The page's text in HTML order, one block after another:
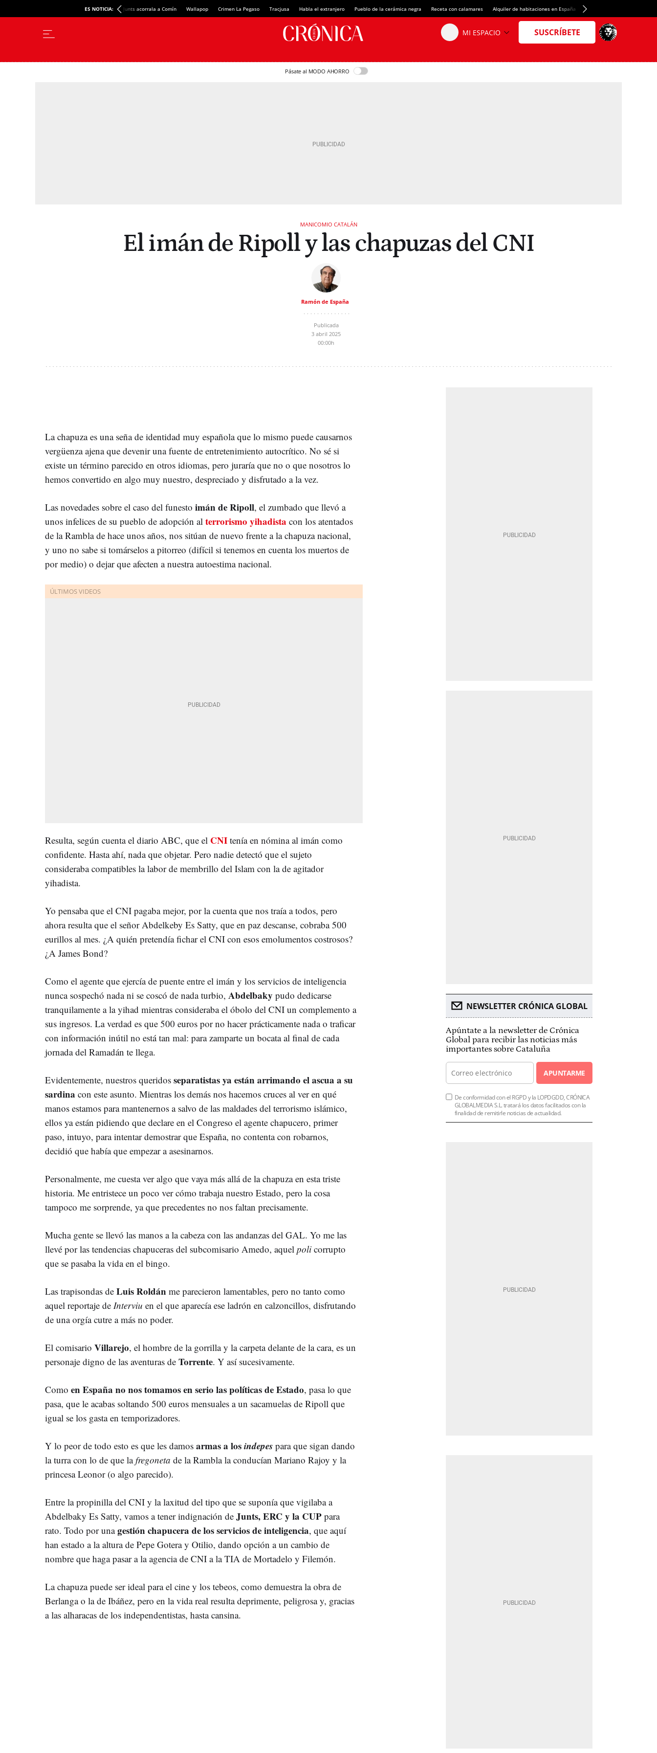
ES NOTICIA: Junts acorrala a Comín Wallapop Crimen La Pegaso Tracjusa Habla el extranjero Pueblo de la cerámica negra Receta con calamares Alquiler de habitaciones en España Crédito del Spotify Camp Nou
Pásate al MODO AHORRO
MANICOMIO CATALÁN
El imán de Ripoll y las chapuzas del CNI
Ramón de España
Publicada
3 abril 2025
00:00h
La chapuza es una seña de identidad muy española que lo mismo puede causarnos
vergüenza ajena que devenir una fuente de entretenimiento autocrítico. No sé si
existe un término parecido en otros idiomas, pero juraría que no o que nosotros lo
hemos convertido en algo muy nuestro, despreciado y disfrutado a la vez.
Las novedades sobre el caso del funesto imán de Ripoll, el zumbado que llevó a
unos infelices de su pueblo de adopción al terrorismo yihadista con los atentados
de la Rambla de hace unos años, nos sitúan de nuevo frente a la chapuza nacional,
y uno no sabe si tomárselos a pitorreo (difícil si tenemos en cuenta los muertos de
por medio) o dejar que afecten a nuestra autoestima nacional.
Resulta, según cuenta el diario ABC, que el CNI tenía en nómina al imán como
confidente. Hasta ahí, nada que objetar. Pero nadie detectó que el sujeto
consideraba compatibles la labor de membrillo del Islam con la de agitador
yihadista.
Yo pensaba que el CNI pagaba mejor, por la cuenta que nos traía a todos, pero
ahora resulta que el señor Abdelkeby Es Satty, que en paz descanse, cobraba 500
eurillos al mes. ¿A quién pretendía fichar el CNI con esos emolumentos costrosos?
¿A James Bond?
Como el agente que ejercía de puente entre el imán y los servicios de inteligencia
nunca sospechó nada ni se coscó de nada turbio, Abdelbaky pudo dedicarse
tranquilamente a la yihad mientras consideraba el óbolo del CNI un complemento a
sus ingresos. La verdad es que 500 euros por no hacer prácticamente nada o traficar
con información inútil no está tan mal: para zamparte un bocata al final de cada
jornada del Ramadán te llega.
Evidentemente, nuestros queridos separatistas ya están arrimando el ascua a su
sardina con este asunto. Mientras los demás nos hacemos cruces al ver en qué
manos estamos para mantenernos a salvo de las maldades del terrorismo islámico,
ellos ya están pidiendo que declare en el Congreso el agente chapucero, primer
paso, intuyo, para intentar demostrar que España, no contenta con robarnos,
decidió que había que empezar a asesinarnos.
Personalmente, me cuesta ver algo que vaya más allá de la chapuza en esta triste
historia. Me entristece un poco ver cómo trabaja nuestro Estado, pero la cosa
tampoco me sorprende, ya que precedentes no nos faltan precisamente.
Mucha gente se llevó las manos a la cabeza con las andanzas del GAL. Yo me las
llevé por las tendencias chapuceras del subcomisario Amedo, aquel poli corrupto
que se pasaba la vida en el bingo.
Las trapisondas de Luis Roldán me parecieron lamentables, pero no tanto como
aquel reportaje de Interviu en el que aparecía ese ladrón en calzoncillos, disfrutando
de una orgía cutre a más no poder.
El comisario Villarejo, el hombre de la gorrilla y la carpeta delante de la cara, es un
personaje digno de las aventuras de Torrente. Y así sucesivamente.
Como en España no nos tomamos en serio las políticas de Estado, pasa lo que
pasa, que le acabas soltando 500 euros mensuales a un sacamuelas de Ripoll que
igual se los gasta en temporizadores.
Y lo peor de todo esto es que les damos armas a losindepes para que sigan dando
la turra con lo de que lafregoneta de la Rambla la conducían Mariano Rajoy y la
princesa Leonor (o algo parecido).
Entre la propinilla del CNI y la laxitud del tipo que se suponía que vigilaba a
Abdelbaky Es Satty, vamos a tener indignación de Junts, ERC y la CUP para
rato. Todo por unagestión chapucera de los servicios de inteligencia, que aquí
han estado a la altura de Pepe Gotera y Otilio, dando opción a un cambio de
nombre que haga pasar a la agencia de CNI a la TIA de Mortadelo y Filemón.
La chapuza puede ser ideal para el cine y los tebeos, como demuestra la obra de
Berlanga o la de Ibáñez, pero en la vida real resulta deprimente, peligrosa y, gracias
a las alharacas de los independentistas, hasta cansina.
NEWSLETTER CRÓNICA GLOBAL
Apúntate a la newsletter de Crónica
Global para recibir las noticias más
importantes sobre Cataluña
APUNTARME
De conformidad con el RGPD y la LOPDGDD, CRÓNICA
GLOBALMEDIA S.L. tratará los datos facilitados con la
finalidad de remitirle noticias de actualidad.